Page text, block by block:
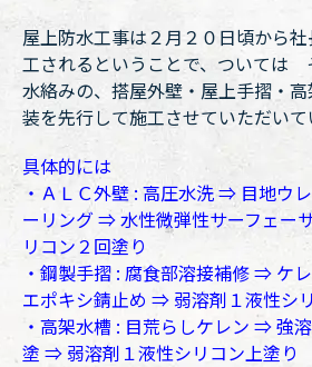
屋上防水工事は２月２０日頃から
工されるということで、ついて
水絡みの、搭屋外壁・屋上手摺・
装を先行して施工させていただいて
具体的には
・ＡＬＣ外壁 : 高圧水洗 ⇒ 目地ウ
ーリング ⇒ 水性微弾性サーフェー
リコン２回塗り
・鋼製手摺 : 腐食部溶接補修 ⇒ ケ
エポキシ錆止め ⇒ 弱溶剤１液性シ
・高架水槽 : 目荒らしケレン ⇒ 強
塗 ⇒ 弱溶剤１液性シリコン上塗り